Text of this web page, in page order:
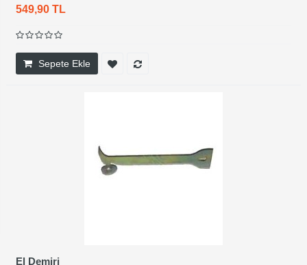
549,90 TL
Sepete Ekle
El Demiri